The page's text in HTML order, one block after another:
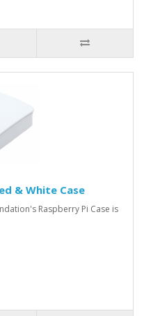
& White Case
Raspberry Pi Case is